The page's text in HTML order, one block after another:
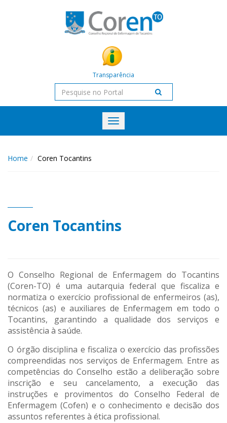
Transparência
Toggle
navigation
Home Coren Tocantins
Coren Tocantins
O Conselho Regional de Enfermagem do Tocantins
(Coren-TO) é uma autarquia federal que fiscaliza e
normatiza o exercício profissional de enfermeiros (as),
técnicos (as) e auxiliares de Enfermagem em todo o
Tocantins, garantindo a qualidade dos serviços e
assistência à saúde.
O órgão disciplina e fiscaliza o exercício das profissões
compreendidas nos serviços de Enfermagem. Entre as
competências do Conselho estão a deliberação sobre
inscrição e seu cancelamento, a execução das
instruções e provimentos do Conselho Federal de
Enfermagem (Cofen) e o conhecimento e decisão dos
assuntos referentes à ética profissional.